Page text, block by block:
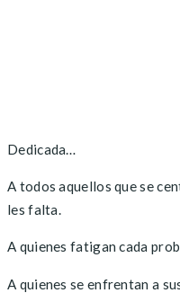
Dedicada…
A todos aquellos que se
les falta.
A quienes fatigan cada
A quienes se enfrentan a